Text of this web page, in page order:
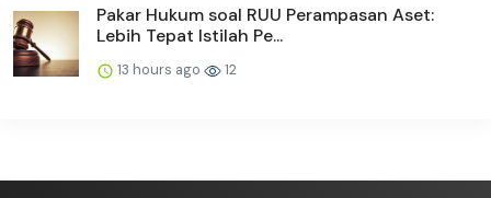
Pakar Hukum soal RUU Perampasan Aset:
Lebih Tepat Istilah Pe...
13 hours ago 12